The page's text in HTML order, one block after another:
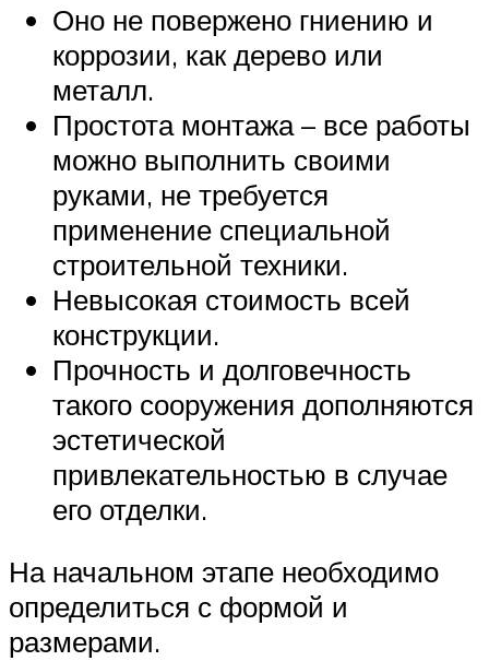
Оно не повержено гниению и
коррозии, как дерево или
металл.
Простота монтажа – все работы
можно выполнить своими
руками, не требуется
применение специальной
строительной техники.
Невысокая стоимость всей
конструкции.
Прочность и долговечность
такого сооружения дополняются
эстетической
привлекательностью в случае
его отделки.
На начальном этапе необходимо
определиться с формой и
размерами.